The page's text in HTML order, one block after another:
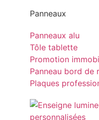
Panneaux
Panneaux alu
Tôle tablette
Promotion
Panneau bord de
Plaques